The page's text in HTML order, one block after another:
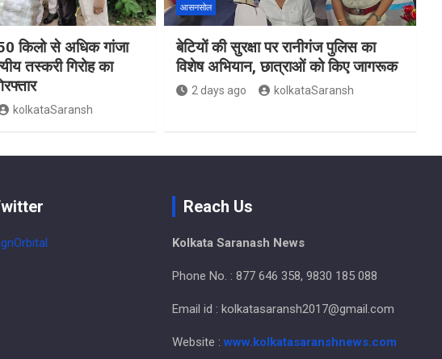
किलो से अधिक गांजा
तस्करी गिरोह का
kolkataSaransh
आसनसोल
बेटियों की सुरक्षा पर रानीगंज पुलिस का
विशेष अभियान, छात्राओं को किए जागरूक
2 days ago kolkataSaransh
Reach Us
Kolkata Saranash News
Phone No. : 877 646 358, 9830 185 088
Email id : kolkatasaransh2017@gmail.com
Website : www.kolkatasaranshnews.com